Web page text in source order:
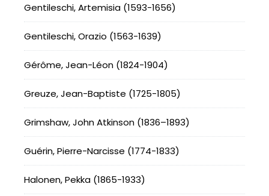
Gentileschi, Artemisia (1593-1656)
Gentileschi, Orazio (1563-1639)
Gérôme, Jean-Léon (1824-1904)
Greuze, Jean-Baptiste (1725-1805)
Grimshaw, John Atkinson (1836–1893)
Guérin, Pierre-Narcisse (1774-1833)
Halonen, Pekka (1865-1933)